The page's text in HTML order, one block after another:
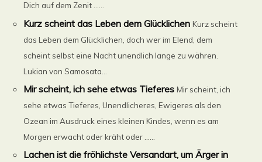
Dich auf dem Zenit ......
Kurz scheint das Leben dem Glücklichen Kurz scheint
das Leben dem Glücklichen, doch wer im Elend, dem
scheint selbst eine Nacht unendlich lange zu währen.
Lukian von Samosata...
Mir scheint, ich sehe etwas Tieferes Mir scheint, ich
sehe etwas Tieferes, Unendlicheres, Ewigeres als den
Ozean im Ausdruck eines kleinen Kindes, wenn es am
Morgen erwacht oder kräht oder ......
Lachen ist die fröhlichste Versandart, um Ärger in